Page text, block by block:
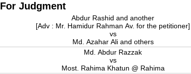
For Judgment
Abdur Rashid and another
[Adv : Mr. Hamidur Rahman Av. for the petitioner]
vs
Md. Azahar Ali and others
Md. Abdur Razzak
vs
Most. Rahima Khatun @ Rahima